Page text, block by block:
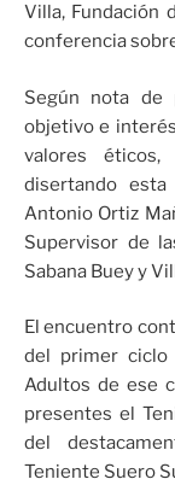
Villa, Fundación
conferencia
Según nota de
objetivo e
valores
disertando
Antonio Ortiz
Supervisor de
Sabana Buey y
El encuentro
del primer ciclo
Adultos de ese
presentes el
del
Teniente Suero